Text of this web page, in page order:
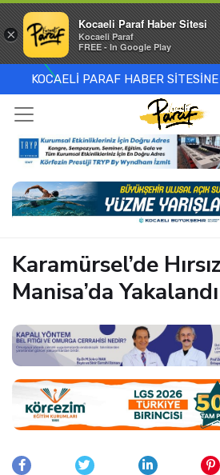
KOCAELİ PARAF HABER
Karamürsel’de
Manisa’da Yakalandı
×
Kocaeli Paraf Haber Sitesi
Kocaeli Paraf
FREE - In Google Play